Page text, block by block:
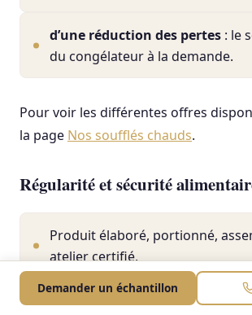
d’une réduction des pertes : le
du congélateur à la demande.
Pour voir les différentes offres
la page Nos soufflés chauds.
Régularité et sécurité
Produit élaboré, portionné,
atelier certifié,
Maîtrise des risques
Demander un échantillon